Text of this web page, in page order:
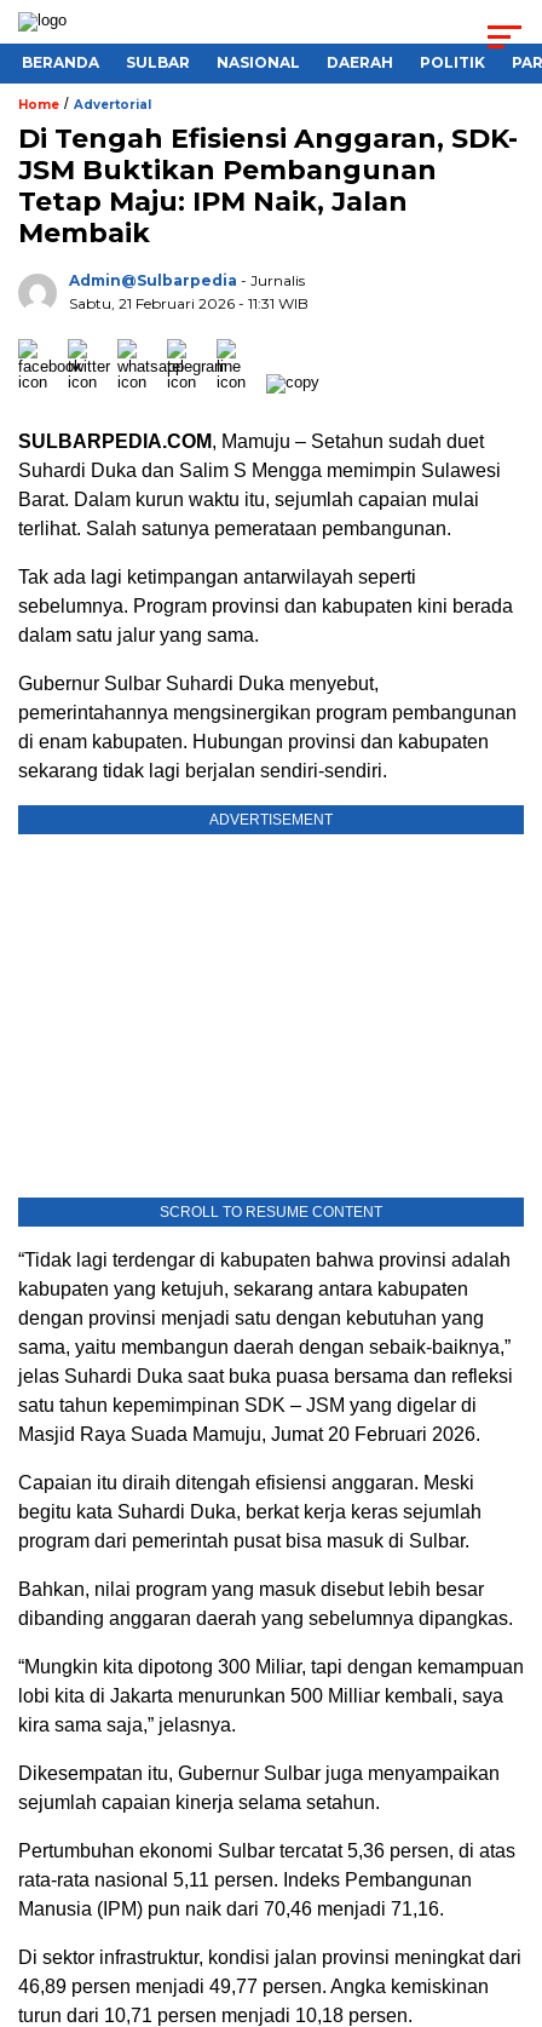
BERANDA SULBAR NASIONAL DAERAH POLITIK
Home / Advertorial
Di Tengah Efisiensi Anggaran, SDK-
JSM Buktikan Pembangunan
Tetap Maju: IPM Naik, Jalan
Membaik
Admin@sulbarpedia - Jurnalis
Sabtu, 21 Februari 2026 - 11:31 WIB
SULBARPEDIA.COM, Mamuju – Setahun sudah duet
Suhardi Duka dan Salim S Mengga memimpin Sulawesi
Barat. Dalam kurun waktu itu, sejumlah capaian mulai
terlihat. Salah satunya pemerataan pembangunan.
Tak ada lagi ketimpangan antarwilayah seperti
sebelumnya. Program provinsi dan kabupaten kini berada
dalam satu jalur yang sama.
Gubernur Sulbar Suhardi Duka menyebut,
pemerintahannya mengsinergikan program pembangunan
di enam kabupaten. Hubungan provinsi dan kabupaten
sekarang tidak lagi berjalan sendiri-sendiri.
ADVERTISEMENT
SCROLL TO RESUME CONTENT
“Tidak lagi terdengar di kabupaten bahwa provinsi adalah
kabupaten yang ketujuh, sekarang antara kabupaten
dengan provinsi menjadi satu dengan kebutuhan yang
sama, yaitu membangun daerah dengan sebaik-baiknya,”
jelas Suhardi Duka saat buka puasa bersama dan refleksi
satu tahun kepemimpinan SDK – JSM yang digelar di
Masjid Raya Suada Mamuju, Jumat 20 Februari 2026.
Capaian itu diraih ditengah efisiensi anggaran. Meski
begitu kata Suhardi Duka, berkat kerja keras sejumlah
program dari pemerintah pusat bisa masuk di Sulbar.
Bahkan, nilai program yang masuk disebut lebih besar
dibanding anggaran daerah yang sebelumnya dipangkas.
“Mungkin kita dipotong 300 Miliar, tapi dengan kemampuan
lobi kita di Jakarta menurunkan 500 Milliar kembali, saya
kira sama saja,” jelasnya.
Dikesempatan itu, Gubernur Sulbar juga menyampaikan
sejumlah capaian kinerja selama setahun.
Pertumbuhan ekonomi Sulbar tercatat 5,36 persen, di atas
rata-rata nasional 5,11 persen. Indeks Pembangunan
Manusia (IPM) pun naik dari 70,46 menjadi 71,16.
Di sektor infrastruktur, kondisi jalan provinsi meningkat dari
46,89 persen menjadi 49,77 persen. Angka kemiskinan
turun dari 10,71 persen menjadi 10,18 persen.